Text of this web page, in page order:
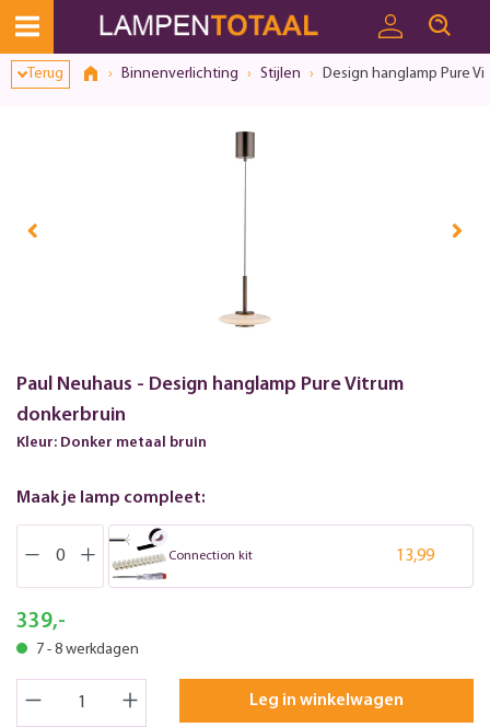
Terug Binnenverlichting Stijlen Design hanglamp Pure
Paul Neuhaus - Design hanglamp Pure Vitrum
donkerbruin
Kleur: Donker metaal bruin
Maak je lamp compleet:
Connection kit 13,99
339,-
7 - 8 werkdagen
Leg in winkelwagen